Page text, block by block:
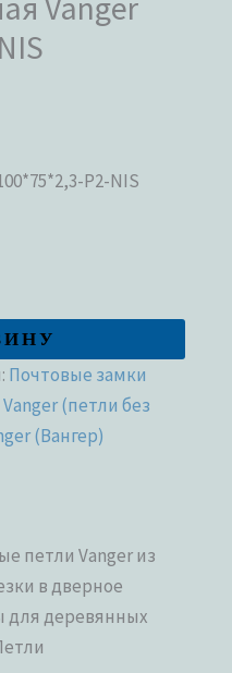
P2-NIS
Почтовые замки
(петли без
(Вангер)
петли Vanger из
в дверное
для деревянных